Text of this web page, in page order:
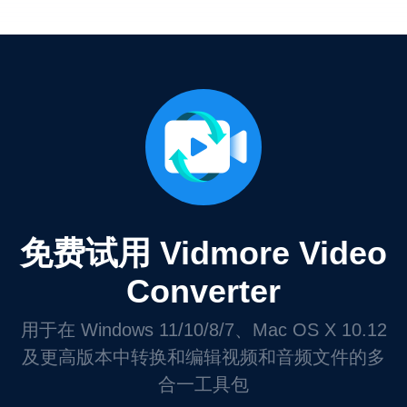
免费试用 Vidmore Video
Converter
用于在 Windows 11/10/8/7、Mac OS X 10.12
及更高版本中转换和编辑视频和音频文件的多
合一工具包